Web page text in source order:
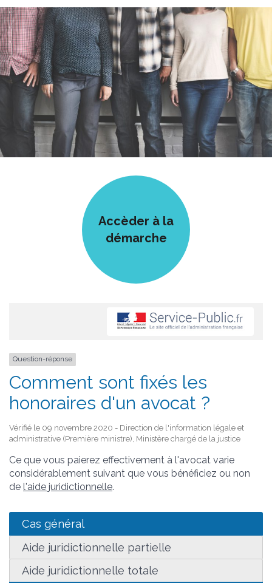
Accèder à la
démarche
Question-réponse
Comment sont fixés les
honoraires d'un avocat ?
Vérifié le 09 novembre 2020 - Direction de l'information légale et
administrative (Première ministre), Ministère chargé de la justice
Ce que vous paierez effectivement à l'avocat varie
considérablement suivant que vous bénéficiez ou non
de l'aide juridictionnelle.
Cas général
Aide juridictionnelle partielle
Aide juridictionnelle totale